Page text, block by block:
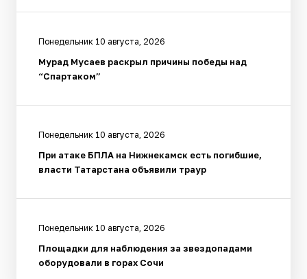
Понедельник 10 августа, 2026
Мурад Мусаев раскрыл причины победы над
“Спартаком”
Понедельник 10 августа, 2026
При атаке БПЛА на Нижнекамск есть погибшие,
власти Татарстана объявили траур
Понедельник 10 августа, 2026
Площадки для наблюдения за звездопадами
оборудовали в горах Сочи